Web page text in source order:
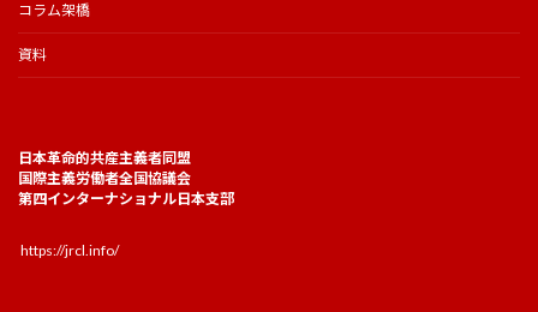
コラム架橋
資料
日本革命的共産主義者同盟
国際主義労働者全国協議会
第四インターナショナル日本支部
https://jrcl.info/